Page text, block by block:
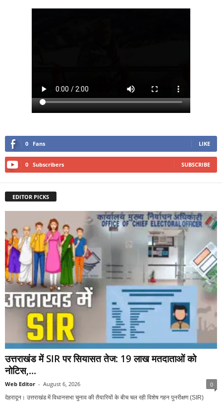
0 Fans LIKE
0 Subscribers SUBSCRIBE
EDITOR PICKS
उत्तराखंड में SIR पर सियासत तेज: 19 लाख मतदाताओं को
नोटिस,...
Web Editor - August 6, 2026 0
देहरादून। उत्तराखंड में विधानसभा चुनाव की तैयारियों के बीच चल रही विशेष गहन पुनरीक्षण (SIR)